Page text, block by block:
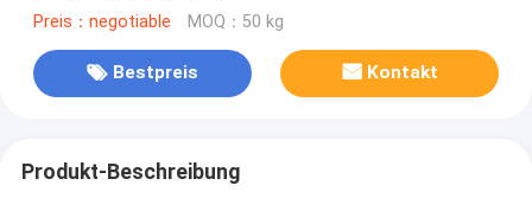
Preis：negotiable MOQ：50 kg
Bestpreis Kontakt
Produkt-Beschreibung